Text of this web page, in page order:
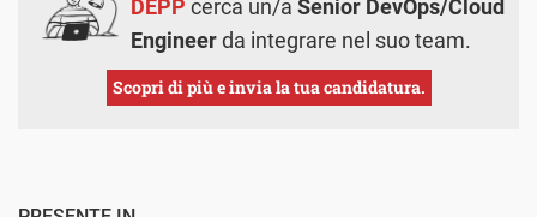
DEPP cerca un/a Senior DevOps/Cloud
Engineerda integrare nel suo team.
Scopri di più e invia la tua candidatura.